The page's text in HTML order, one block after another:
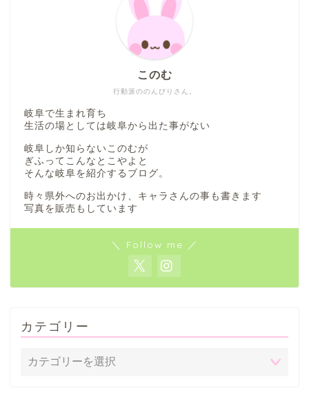
行動派ののんびりさん。
このむ
岐阜で生まれ育ち
生活の場としては岐阜から出た事がない
岐阜しか知らないこのむが
ぎふってこんなとこやよと
そんな岐阜を紹介するブログ。
時々県外へのお出かけ、キャラさんの事も書きます
写真を販売もしています
＼ Follow me ／
カテゴリー